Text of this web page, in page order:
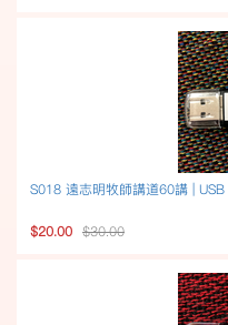
S018 遠志明牧師講道60講 | USB
$20.00 $30.00